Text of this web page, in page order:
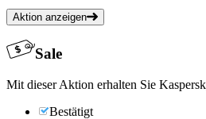
Aktion anzeigen
Sale
Mit dieser Aktion erhalten Sie
Bestätigt